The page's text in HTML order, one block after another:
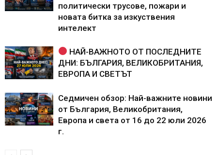
политически трусове, пожари и
новата битка за изкуствения
интелект
НАЙ-ВАЖНОТО ОТ ПОСЛЕДНИТЕ
ДНИ: БЪЛГАРИЯ, ВЕЛИКОБРИТАНИЯ,
ЕВРОПА И СВЕТЪТ
Седмичен обзор: Най-важните новини
от България, Великобритания,
Европа и света от 16 до 22 юли 2026
г.